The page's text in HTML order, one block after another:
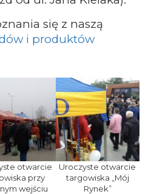
się z naszą
i produktów
otwarcie
przy
wejściu
Uroczyste otwarcie
targowiska „Mój
Rynek”